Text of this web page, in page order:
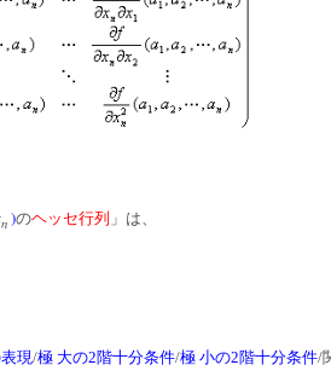
n )のヘッセ行列 」は、
現/極 大の2階十分条件/極 小の2階十分条件/